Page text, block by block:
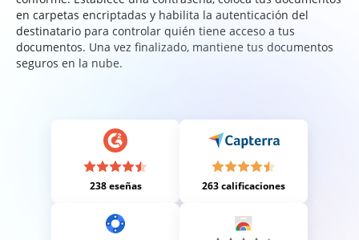
en carpetas encriptadas y habilita la autenticación del
destinatario para controlar quién tiene acceso a tus
documentos. Una vez finalizado, mantiene tus documentos
seguros en la nube.
238 eseñas 263 calificaciones